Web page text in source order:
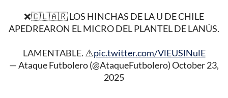
❌🇨🇱🇦🇷 LOS HINCHAS DE LA U DE CHILE
APEDREARON EL MICRO DEL PLANTEL DE LANÚS.
LAMENTABLE. ⚠️pic.twitter.com/VlEUSlNulE
— Ataque Futbolero (@AtaqueFutbolero)October 23,
2025